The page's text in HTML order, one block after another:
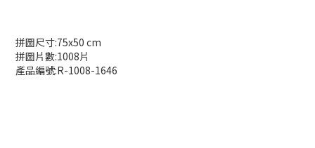
拼圖尺寸:75x50 cm
拼圖片數:1008片
產品編號:R-1008-1646